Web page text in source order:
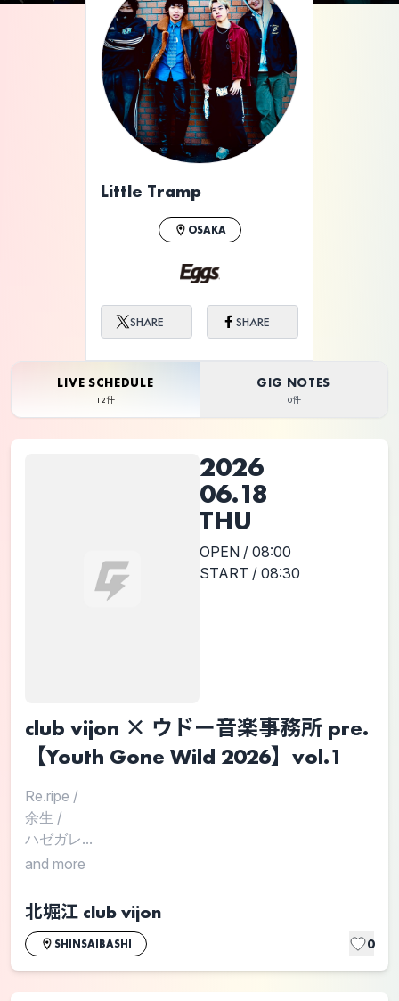
ライブ体験をもっと楽しく、もっと便利
に。
Little Tramp
OSAKA
SHARE SHARE
LIVE SCHEDULE
12件
GIG NOTES
0件
2026
06.18
THU
OPEN / 08:00
START / 08:30
club vijon × ウドー音楽事務所 pre.
【Youth Gone Wild 2026】vol.1
Re.ripe /
余生 /
ハゼガレ...
and more
北堀江 club vijon
SHINSAIBASHI 0